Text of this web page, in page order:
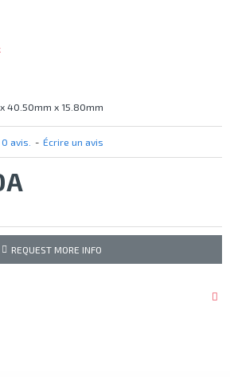
40.50mm x 15.80mm
avis. - Écrire un avis
REQUEST MORE INFO